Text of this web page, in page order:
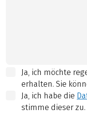
Ja, ich möchte
erhalten. Sie
Ja, ich habe die
stimme dieser zu.